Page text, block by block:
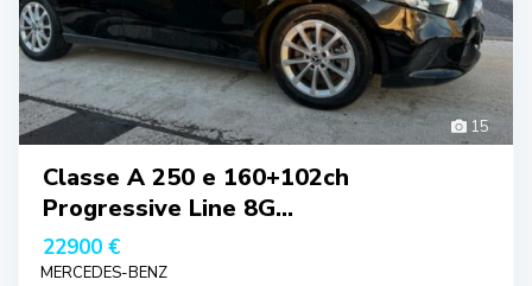
15
Classe A 250 e 160+102ch
Progressive Line 8G...
22900 €
MERCEDES-BENZ